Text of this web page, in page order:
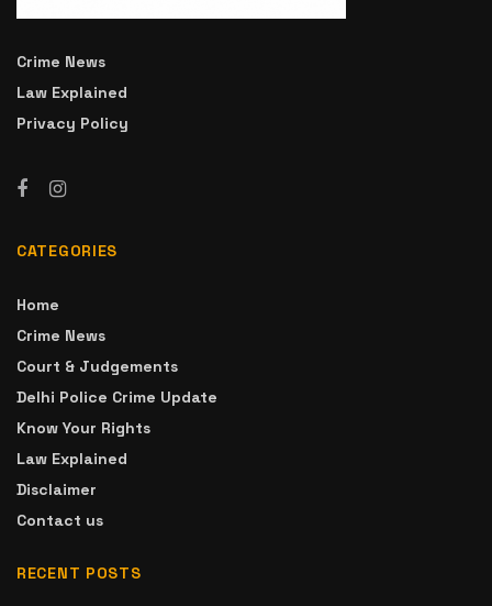
Crime News
Law Explained
Privacy Policy
CATEGORIES
Home
Crime News
Court & Judgements
Delhi Police Crime Update
Know Your Rights
Law Explained
Disclaimer
Contact us
RECENT POSTS